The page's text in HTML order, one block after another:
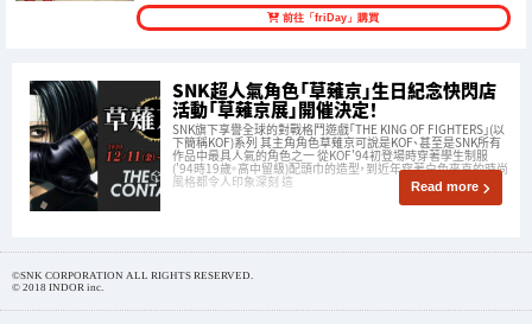
前往「friDay」購買
SNK超人氣角色「草薙京」生日紀念快閃店
活動「草薙京展」開催決定！
SNK旗下享譽全球的對戰格鬥遊戲「THE KING OF FIGHTERS」(以
下簡稱KOF)系列 其主角角色草薙京可說是KOF、甚至是SNK所有
作品中最具人氣的角色之一 從KOF'94初登場時穿著學生制服
('94時19歲。高中留級)配頭巾的造型，到近年穿著白色夾克的時尚
風格都令人印象深刻 這 Read more
©SNK CORPORATION ALL RIGHTS RESERVED.
© 2018 INDOR inc.